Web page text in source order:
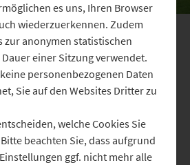
den Thermen im
weiter
Abbach wieder schwimmen gehen.
ihre Badebereiche. Die Saunawelt
Die Therme in Bad Gögging hat schon
es uns, Ihren Browser
wiederzuerkennen. Zudem
zur anonymen statistischen
einer Sitzung verwendet.
personenbezogenen Daten
Sie auf den Websites Dritter zu
welche Cookies Sie
beachten Sie, dass aufgrund
ggf. nicht mehr alle